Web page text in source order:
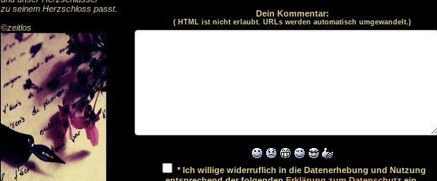
zu seinem Herzschloss passt.
©zeitlos
Dein Kommentar:
( HTML ist nicht erlaubt. URLs werden automatisch umgewandelt.)
* Ich willige widerruflich in die Datenerhebung und Nutzung